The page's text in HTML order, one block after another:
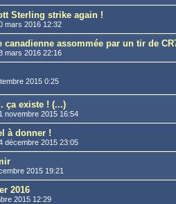
Sterling strike again !
mars 2016 12:32
canadienne assommée par un tir de
mars 2016 22:16
2015 0:25
ça existe ! (...)
novembre 2015 16:54
à donner !
décembre 2015 23:05
2015 19:21
2016
2015 12:29